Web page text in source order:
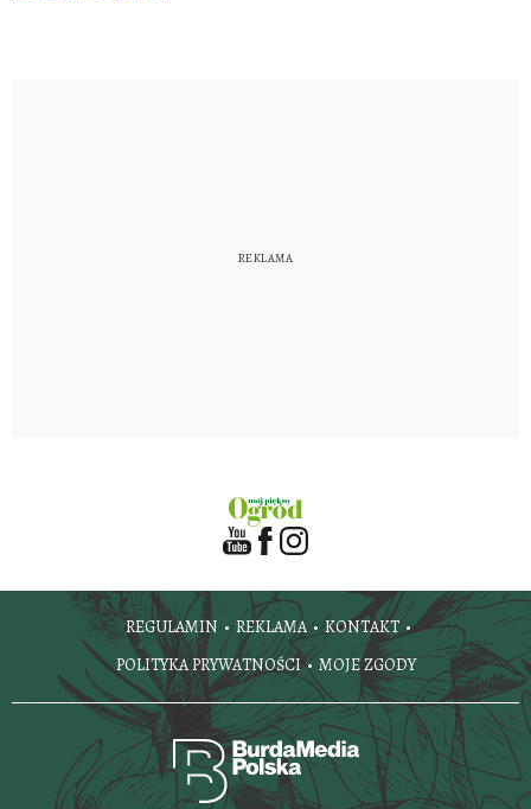
REGULAMIN REKLAMA
KONTAKT
POLITYKA PRYWATNOŚCI
MOJE ZGODY